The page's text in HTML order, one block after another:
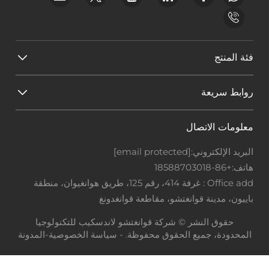
فئة المنتج
روابط سريعة
معلومات الاتصال
البريد الإلكتروني:[email protected]
هاتف:+86-18588703018
Office add : غرفة 414، رقم 125، طريق هوانغيوان، منطقة
باييون، مدينة قوانغتشو، مقاطعة قوانغدونغ
حقوق النشر © شركة قوانغتشو لاندسكيب للتكنولوجيا
المحدودة، جميع الحقوق محفوظة. - سياسة الخصوصية-المدونة